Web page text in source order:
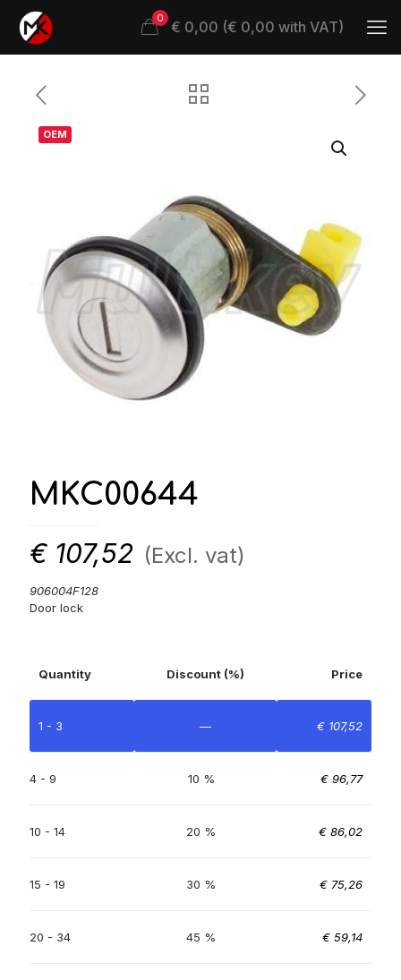
0 € 0,00 (€ 0,00 with VAT)
OEM
MKC00644
€ 107,52 (Excl. vat)
906004F128
Door lock
Quantity Discount (%) Price
1 - 3 — € 107,52
4 - 9 10 % € 96,77
10 - 14 20 % € 86,02
15 - 19 30 % € 75,26
20 - 34 45 % € 59,14